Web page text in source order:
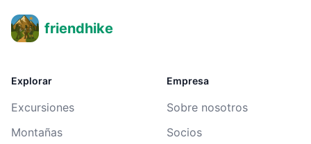
friendhike
Explorar
Excursiones
Montañas
Empresa
Sobre nosotros
Socios